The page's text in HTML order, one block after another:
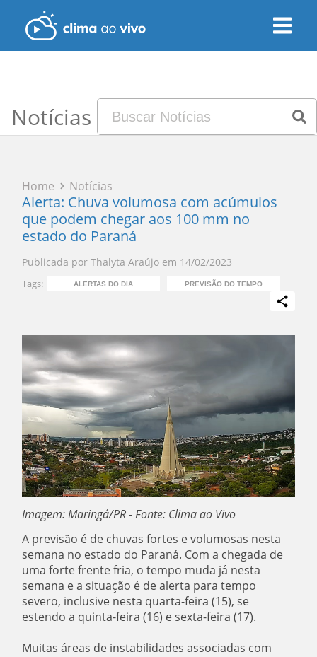
Notícias
Home Notícias
Alerta: Chuva volumosa com acúmulos
que podem chegar aos 100 mm no
estado do Paraná
Publicada por Thalyta Araújo em 14/02/2023
Tags: ALERTAS DO DIA PREVISÃO DO TEMPO
Imagem: Maringá/PR - Fonte: Clima ao Vivo
A previsão é de chuvas fortes e volumosas nesta
semana no estado do Paraná. Com a chegada de
uma forte frente fria, o tempo muda já nesta
semana e a situação é de alerta para tempo
severo, inclusive nesta quarta-feira (15), se
estendo a quinta-feira (16) e sexta-feira (17).
Muitas áreas de instabilidades associadas com